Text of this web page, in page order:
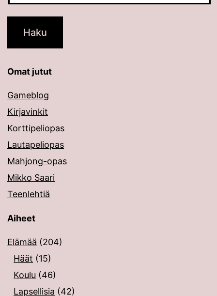
Omat jutut
Gameblog
Kirjavinkit
Korttipeliopas
Lautapeliopas
Mahjong-opas
Mikko Saari
Teenlehtiä
Aiheet
Elämää (204)
Häät (15)
Koulu (46)
Lapsellisia (42)